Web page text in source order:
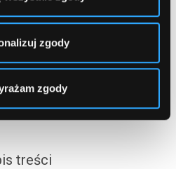
zgody
zgody
treści